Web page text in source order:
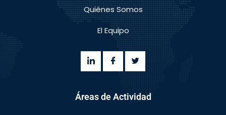
Quiénes Somos
El Equipo
Áreas de Actividad